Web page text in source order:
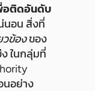
อติดอันดับ
นอน สิ่งที่
ข้องของ
ในกลุ่มที่
นอย่าง